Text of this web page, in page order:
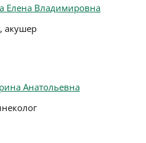
Елена Владимировна
акушер
Анатольевна